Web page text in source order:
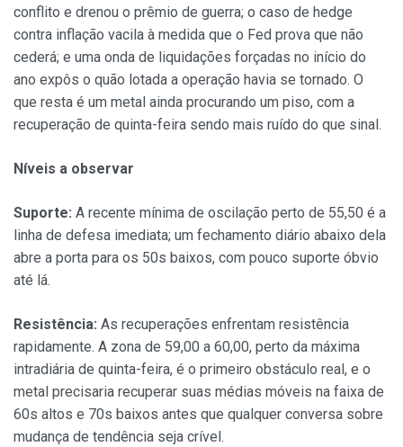
conflito e drenou o prêmio de guerra; o caso de hedge
contra inflação vacila à medida que o Fed prova que não
cederá; e uma onda de liquidações forçadas no início do
ano expôs o quão lotada a operação havia se tornado. O
que resta é um metal ainda procurando um piso, com a
recuperação de quinta-feira sendo mais ruído do que sinal.
Níveis a observar
Suporte: A recente mínima de oscilação perto de 55,50 é a
linha de defesa imediata; um fechamento diário abaixo dela
abre a porta para os 50s baixos, com pouco suporte óbvio
até lá.
Resistência: As recuperações enfrentam resistência
rapidamente. A zona de 59,00 a 60,00, perto da máxima
intradiária de quinta-feira, é o primeiro obstáculo real, e o
metal precisaria recuperar suas médias móveis na faixa de
60s altos e 70s baixos antes que qualquer conversa sobre
mudança de tendência seja crível.